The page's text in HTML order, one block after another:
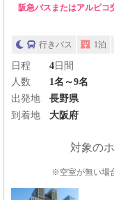
阪急バスまたはアルピコ
行きバス 1泊
日程 4日間
人数
1名～9名
出発地
長野県
到着地
大阪府
対象の
※空室が無い場